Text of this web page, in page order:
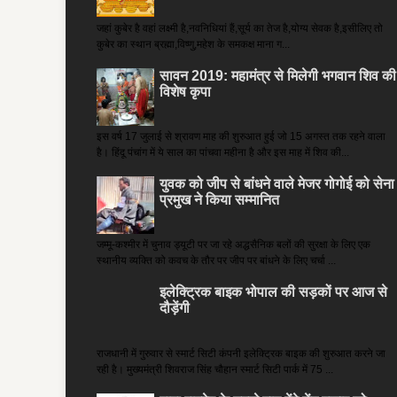
जहां कुबेर है­ वहां लक्ष्मी है,नवनिधियां हैं,सूर्य का तेज है,योग्य सेवक है,इसीलिए तो
कुबेर का स्थान ब्रह्मा,विष्णु,महेश के समकक्ष माना ग...
सावन 2019: महामंत्र से मिलेगी भगवान शिव की
विशेष कृपा
इस वर्ष 17 जुलाई से श्रावण माह की शुरुआत हुई जो 15 अगस्त तक रहने वाला
है। हिंदू पंचांग में ये साल का पांचवा महीना है और इस माह में शिव की...
युवक को जीप से बांधने वाले मेजर गोगोई को सेना
प्रमुख ने किया सम्‍मानित
जम्मू-कश्मीर में चुनाव ड्यूटी पर जा रहे अद्धसैनिक बलों की सुरक्षा के लिए एक
स्थानीय व्यक्ति को कवच के तौर पर जीप पर बांधने के लिए चर्चा ...
इलेक्ट्रिक बाइक भोपाल की सड़कों पर आज से
दौड़ेंगी
राजधानी में गुरुवार से स्मार्ट सिटी कंपनी इलेक्ट्रिक बाइक की शुरुआत करने जा
रही है। मुख्यमंत्री शिवराज सिंह चौहान स्मार्ट सिटी पार्क में 75 ...